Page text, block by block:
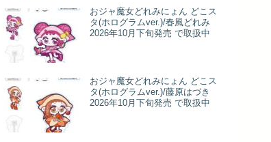
おジャ魔女どれみにょん どこス
タ(ホログラムver.)/春風どれみ
2026年10月下旬発売 で取扱中
おジャ魔女どれみにょん どこス
タ(ホログラムver.)/藤原はづき
2026年10月下旬発売 で取扱中